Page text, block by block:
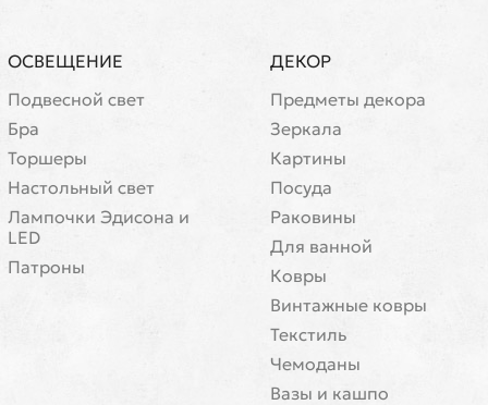
ОСВЕЩЕНИЕ
Подвесной свет
Бра
Торшеры
Настольный свет
Лампочки Эдисона и
LED
Патроны
ДЕКОР
Предметы декора
Зеркала
Картины
Посуда
Раковины
Для ванной
Ковры
Винтажные ковры
Текстиль
Чемоданы
Вазы и кашпо